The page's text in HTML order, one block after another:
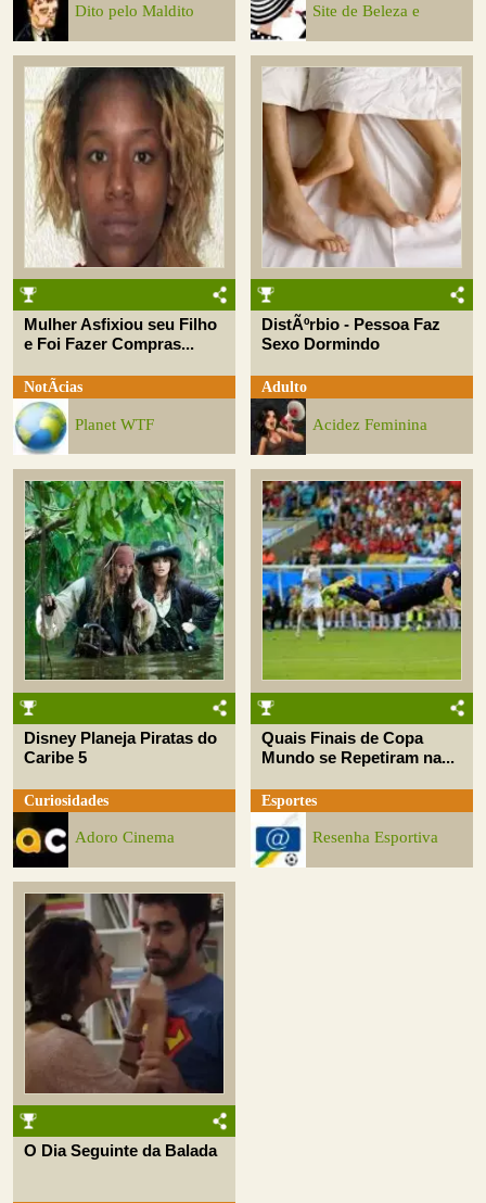
Dito pelo Maldito Site de Beleza e
Mulher Asfixiou seu Filho
e Foi Fazer Compras...
NotÃ­cias
Planet WTF
DistÃºrbio - Pessoa Faz
Sexo Dormindo
Adulto
Acidez Feminina
Disney Planeja Piratas do
Caribe 5
Curiosidades
Adoro Cinema
Quais Finais de Copa
Mundo se Repetiram na...
Esportes
Resenha Esportiva
O Dia Seguinte da Balada